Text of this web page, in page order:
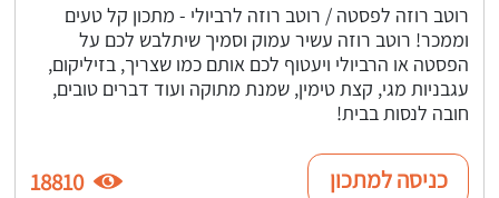
רוטב רוזה לפסטה / רוטב רוזה לרביולי - מתכון קל טעים
וממכר! רוטב רוזה עשיר עמוק וסמיך שיתלבש לכם על
הפסטה או הרביולי ויעטוף לכם אותם כמו שצריך, בזיליקום,
עגבניות מגי, קצת טימין, שמנת מתוקה ועוד דברים טובים,
חובה לנסות בבית!
כניסה למתכון 18810